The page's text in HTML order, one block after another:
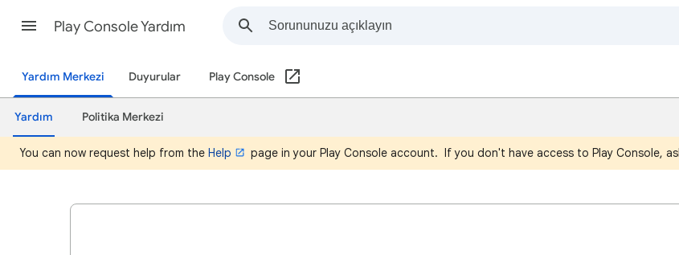
Play Console Yardım
Yardım Merkezi Duyurular Play Console
Yardım Politika Merkezi
You can now request help from the Help page in your Play Console account. If you don't have access to Play Console,